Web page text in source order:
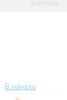
21.01-19.02
В начало